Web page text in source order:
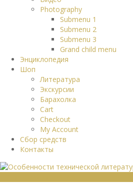
Photography
Submenu 1
Submenu 2
Submenu 3
Grand child menu
Энциклопедия
Шоп
Литература
Экскурсии
Барахолка
Cart
Checkout
My Account
Сбор средств
Контакты